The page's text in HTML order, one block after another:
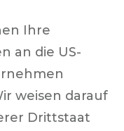
Ihre
an die US-
weisen darauf
Drittstaat